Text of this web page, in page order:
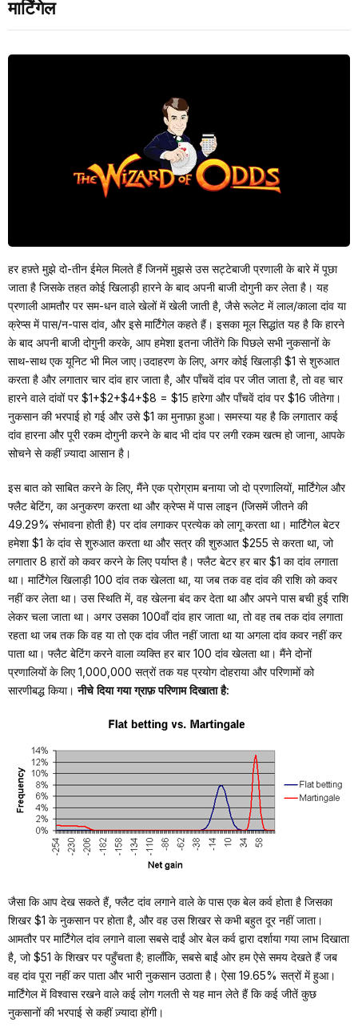
मार्टिंगेल
हर हफ़्ते मुझे दो-तीन ईमेल मिलते हैं जिनमें मुझसे उस सट्टेबाजी प्रणाली के बारे में पूछा
जाता है जिसके तहत कोई खिलाड़ी हारने के बाद अपनी बाजी दोगुनी कर लेता है। यह
प्रणाली आमतौर पर सम-धन वाले खेलों में खेली जाती है, जैसे रूलेट में लाल/काला दांव या
क्रेप्स में पास/न-पास दांव, और इसे मार्टिंगेल कहते हैं। इसका मूल सिद्धांत यह है कि हारने
के बाद अपनी बाजी दोगुनी करके, आप हमेशा इतना जीतेंगे कि पिछले सभी नुकसानों के
साथ-साथ एक यूनिट भी मिल जाए।उदाहरण के लिए, अगर कोई खिलाड़ी $1 से शुरुआत
करता है और लगातार चार दांव हार जाता है, और पाँचवें दांव पर जीत जाता है, तो वह चार
हारने वाले दांवों पर $1+$2+$4+$8 = $15 हारेगा और पाँचवें दांव पर $16 जीतेगा।
नुकसान की भरपाई हो गई और उसे $1 का मुनाफ़ा हुआ। समस्या यह है कि लगातार कई
दांव हारना और पूरी रकम दोगुनी करने के बाद भी दांव पर लगी रकम खत्म हो जाना, आपके
सोचने से कहीं ज़्यादा आसान है।
इस बात को साबित करने के लिए, मैंने एक प्रोग्राम बनाया जो दो प्रणालियों, मार्टिंगेल और
फ्लैट बेटिंग, का अनुकरण करता था और क्रेप्स में पास लाइन (जिसमें जीतने की
49.29% संभावना होती है) पर दांव लगाकर प्रत्येक को लागू करता था। मार्टिंगेल बेटर
हमेशा $1 के दांव से शुरुआत करता था और सत्र की शुरुआत $255 से करता था, जो
लगातार 8 हारों को कवर करने के लिए पर्याप्त है। फ्लैट बेटर हर बार $1 का दांव लगाता
था। मार्टिंगेल खिलाड़ी 100 दांव तक खेलता था, या जब तक वह दांव की राशि को कवर
नहीं कर लेता था। उस स्थिति में, वह खेलना बंद कर देता था और अपने पास बची हुई राशि
लेकर चला जाता था। अगर उसका 100वाँ दांव हार जाता था, तो वह तब तक दांव लगाता
रहता था जब तक कि वह या तो एक दांव जीत नहीं जाता था या अगला दांव कवर नहीं कर
पाता था। फ्लैट बेटिंग करने वाला व्यक्ति हर बार 100 दांव खेलता था। मैंने दोनों
प्रणालियों के लिए 1,000,000 सत्रों तक यह प्रयोग दोहराया और परिणामों को
सारणीबद्ध किया।नीचे दिया गया ग्राफ़ परिणाम दिखाता है:
जैसा कि आप देख सकते हैं, फ्लैट दांव लगाने वाले के पास एक बेल कर्व होता है जिसका
शिखर $1 के नुकसान पर होता है, और वह उस शिखर से कभी बहुत दूर नहीं जाता।
आमतौर पर मार्टिंगेल दांव लगाने वाला सबसे दाईं ओर बेल कर्व द्वारा दर्शाया गया लाभ दिखाता
है, जो $51 के शिखर पर पहुँचता है; हालाँकि, सबसे बाईं ओर हम ऐसे समय देखते हैं जब
वह दांव पूरा नहीं कर पाता और भारी नुकसान उठाता है। ऐसा 19.65% सत्रों में हुआ।
मार्टिंगेल में विश्वास रखने वाले कई लोग गलती से यह मान लेते हैं कि कई जीतें कुछ
नुकसानों की भरपाई से कहीं ज़्यादा होंगी।